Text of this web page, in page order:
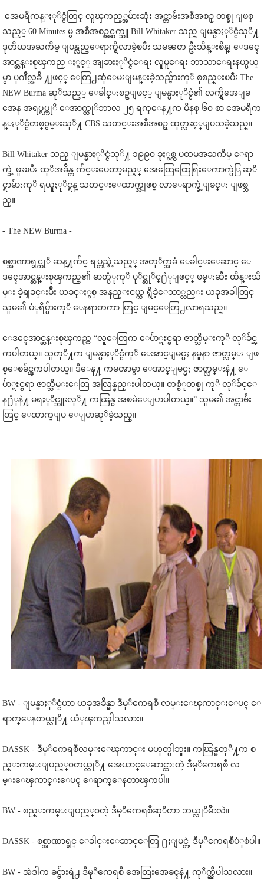
အေမရိကန္ႏုိင္ငံတြင္ လူၾကည့္အမ်ားဆုံး အင္တာဗ်ဴးအစီအစဥ္ တစ္ခု ျဖစ္
သည့္ 60 Minutes မွ အစီအစဥ္တင္ဆက္သူ Bill Whitaker သည္ ျမန္မာႏုိင္ငံသုိ႔
ဒုတိယအႀကိမ္ ျပန္လည္ေရာက္ရွိလာခဲ့ၿပီး သမၼတ ဦးသိန္းစိန္၊ ေဒၚေ
အာင္ဆန္းစုၾကည္ ႏွင့္ အျခားႏုိင္ငံေရး လူမူေရး ဘာသာေရးနယ္ပယ္
မွာ ပုဂၢိဳလ္အခ်ိ ႔ျဖင့္ ေတြ႕ဆုံေမးျမန္းခဲ့သည္မ်ားကုိ စုစည္းၿပီး The
NEW Burma ဆုိသည့္ ေခါင္းစဥ္ျဖင့္ ျမန္မာႏုိင္ငံ၏ လက္ရွိအေျခ
အေန အရပ္ရပ္ကုိ ေအာက္တုိဘာလ ၂၅ ရက္ေန႔က မိနစ္ ၆၀ စာ အေမရိက
န္ႏုိင္ငံတစ္၀ွမ္းသုိ႔ CBS သတင္းအစီအစဥ္မွ ထုတ္လႊင့္ျပသခဲ့သည္။
Bill Whitaker သည္ ျမန္မာႏုိင္ငံသုိ႔ ၁၉၉၀ ခုႏွစ္က ပထမအႀကိမ္ ေရာ
က္ခဲ့ ဖူးၿပီး ထုိအခ်ိန္က က်င္းပေတာ့မည့္ အေထြေထြေရြးေကာက္ပဲြ ဆုိ
င္ရာမ်ားကုိ ရယူႏုိင္ရန္ သတင္းေထာက္အျဖစ္ လာေရာက္ခဲ့ျခင္း ျဖစ္သ
ည္။
- The NEW Burma -
စစ္အာဏာရွင္ကုိ ဆန္႔က်င္ ရပ္တည္ခဲ့သည့္ အတုိက္အခံ ေခါင္းေဆာင္ ေ
ဒၚေအာင္ဆန္းစုၾကည္၏ ဓာတ္ပံုကုိ ပုိင္ဆုိင္႐ံုျဖင့္ ဖမ္းဆီး ထိန္းသိ
မ္း ခဲ့ရျခင္းမ်ဳိး ယခင္ႏွစ္ အနည္းငယ္က ရွိခဲ့ေသာ္လည္း ယခုအခါတြင္
သူမ၏ ပံုရိပ္မ်ားကုိ ေနရာတကာ တြင္ ျမင္ေတြ႕လာရသည္။
ေဒၚေအာင္ဆန္းစုၾကည္က “လူေတြက ေပ်ာ္ရႊင္စရာ ဇာတ္သိမ္းကုိ လုိခ်င္ၾ
ကပါတယ္။ သူတုိ႔က ျမန္မာႏုိင္ငံကုိ ေအာင္ျမင္မႈ နမူနာ ဇာတ္လမ္း ျဖ
စ္ေစခ်င္ၾကပါတယ္။ ဒီေန႔ ကမၻာမွာ ေအာင္ျမင္မႈ ဇာတ္လမ္းနဲ႔ ေ
ပ်ာ္ရႊင္စရာ ဇာတ္သိမ္းေတြ အလြန္နည္းပါတယ္။ တစ္စံုတစ္ခု ကုိ လုိခ်င္ေ
န႐ံုနဲ႔ မရႏုိင္ဘူးလုိ႔ ကၽြန္မ အၿမဲေျပာပါတယ္။” သူမ၏ အင္တာဗ်ဴး
တြင္ ေထာက္ျပ ေျပာဆုိခဲ့သည္။
BW - ျမန္မာႏုိင္ငံဟာ ယခုအခ်ိန္မွာ ဒီမုိကေရစီ လမ္းေၾကာင္းေပၚ ေ
ရာက္ေနတယ္လုိ႔ ယံုၾကည္ပါသလား။
DASSK - ဒီမုိကေရစီလမ္းေၾကာင္း မဟုတ္ပါဘူး။ ကၽြန္မတုိ႔က စ
ည္းကမ္းျပည့္၀တယ္လုိ႔ အေယာင္ေဆာင္ထားတဲ့ ဒီမုိကေရစီ လ
မ္းေၾကာင္းေပၚ ေရာက္ေနတာၾကပါ။
BW - စည္းကမ္းျပည့္၀တဲ့ ဒီမုိကေရစီဆုိတာ ဘယ္လုိမ်ဳိးလဲ။
DASSK - စစ္အာဏာရွင္ ေခါင္းေဆာင္ေတြ ႐ႈျမင္တဲ့ ဒီမုိကေရစီပံုစံပါ။
BW - အဲဒါက ခင္ဗ်ားရဲ႕ ဒီမုိကေရစီ အေတြးအေခၚနဲ႔ ကုိက္ညီပါသလား။